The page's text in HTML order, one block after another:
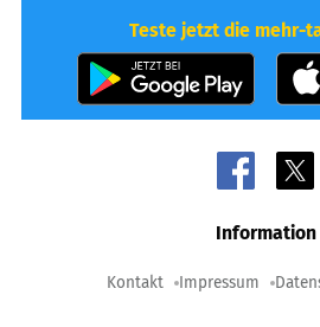
Teste jetzt die mehr-
Information
Kontakt Impressum